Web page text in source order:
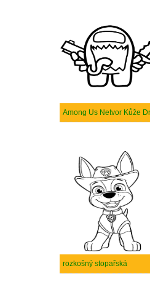
rozkošný stopařská